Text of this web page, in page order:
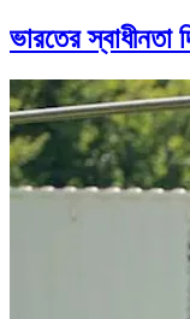
ভারতের স্বাধীনতা